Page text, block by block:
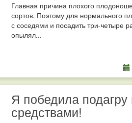
Главная причина плохого
сортов. Поэтому для нормального
с соседями и посадить три-четыре
опылял...
Я победила
средствами!